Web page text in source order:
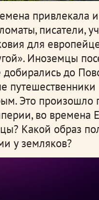
привлекала
писатели,
для
Иноземцы
до
Это произошло
во
Какой образ
у земляков?